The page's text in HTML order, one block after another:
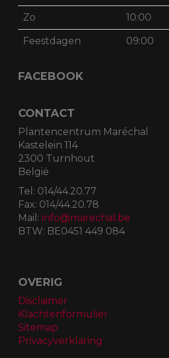
Zo 10:00
Feestdagen 09:00
FACEBOOK
CONTACT
Plantencentrum Maréchal
Kastelein 114
2300 Turnhout
België
Tel: 014/44.20.77
Fax: 014/44.20.78
Mail: info@marechal.be
BTW: BE0451 449 084
OVERIG
Disclaimer
Klachtenformulier
Sitemap
Privacyverklaring